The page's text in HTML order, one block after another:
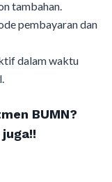
tambahan.
pembayaran dan
dalam waktu
BUMN?